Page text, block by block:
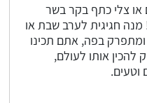
או צלי כתף בקר בשר
מנה חגיגית לערב שבת או
בפה, אתם תכינו
להכין אותו לעולם,
וטעים.